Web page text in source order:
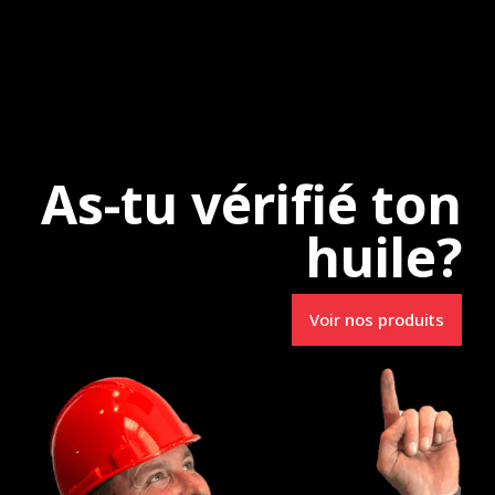
3231, route 157
du-Mont-Carmel (Qc) G0X 3J0
info@lubrifiantsrm.com
As-tu vérifié ton
huile?
Voir nos produits